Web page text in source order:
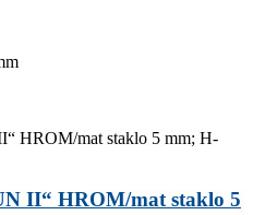
II“ HROM/mat staklo 5